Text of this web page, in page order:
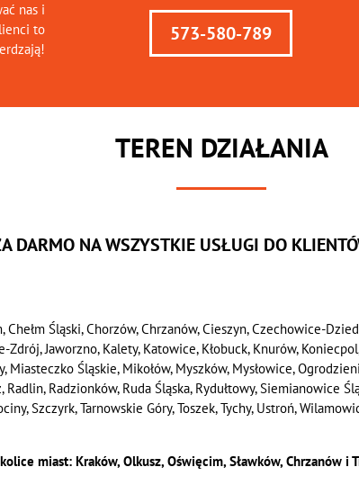
nas i
to
573-580-789
TEREN DZIAŁANIA
DARMO NA WSZYSTKIE USŁUGI DO
Śląski, Chorzów, Chrzanów, Cieszyn, Czechowice-
Jaworzno, Kalety, Katowice, Kłobuck, Knurów,
Miasteczko Śląskie, Mikołów, Myszków, Mysłowice,
Radlin, Radzionków, Ruda Śląska, Rydułtowy, Siemianowice
Szczyrk, Tarnowskie Góry, Toszek, Tychy, Ustroń,
miast: Kraków, Olkusz, Oświęcim, Sławków, Chrzanów i